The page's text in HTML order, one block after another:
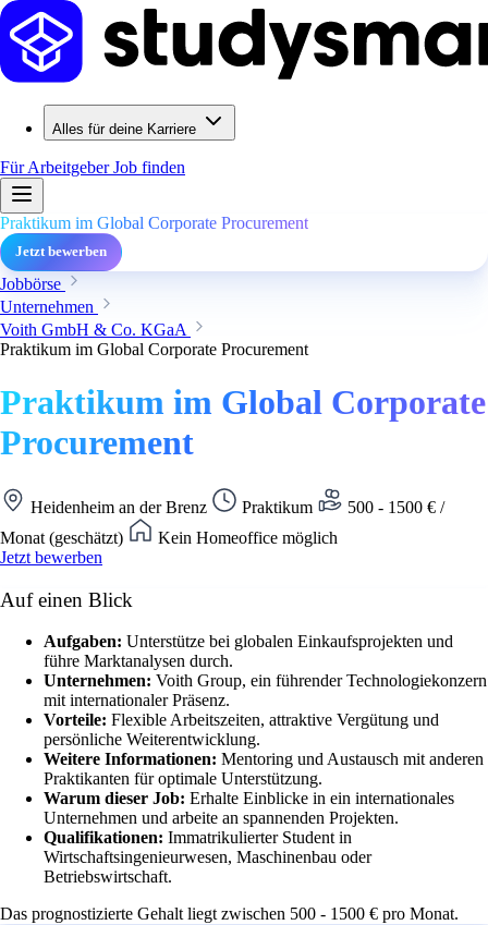
Alles für deine Karriere
Für ArbeitgeberJob finden
Praktikum im Global Corporate Procurement
Jetzt bewerben
Jobbörse
Unternehmen
Voith GmbH & Co. KGaA
Praktikum im Global Corporate Procurement
Praktikum im Global Corporate
Procurement
Heidenheim an der Brenz Praktikum
500 - 1500 € /
Monat (geschätzt)
Kein Homeoffice möglich
Jetzt bewerben
Auf einen Blick
Aufgaben: Unterstütze bei globalen Einkaufsprojekten und
führe Marktanalysen durch.
Unternehmen: Voith Group, ein führender Technologiekonzern
mit internationaler Präsenz.
Vorteile: Flexible Arbeitszeiten, attraktive Vergütung und
persönliche Weiterentwicklung.
Weitere Informationen: Mentoring und Austausch mit anderen
Praktikanten für optimale Unterstützung.
Warum dieser Job: Erhalte Einblicke in ein internationales
Unternehmen und arbeite an spannenden Projekten.
Qualifikationen: Immatrikulierter Student in
Wirtschaftsingenieurwesen, Maschinenbau oder
Betriebswirtschaft.
Das prognostizierte Gehalt liegt zwischen 500 - 1500 € pro Monat.